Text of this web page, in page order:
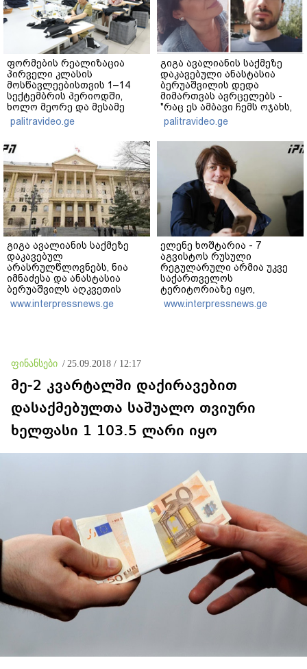
ფორმების რეალიზაცია
პირველი კლასის
მოსწავლეებისთვის 1–14
სექტემბრის პერიოდში,
ხოლო მეორე და მესამე
ეტაპებზე...
palitravideo.ge
გიგა ავალიანის საქმეზე
დაკავებული ანასტასია
ბერუაშვილის დედა
მიმართვას ავრცელებს -
"რაც ეს ამბავი ჩემს ოჯახს,
ჩემს ანასტასიას გადახდა
თავს, მის მერე მე მე არ
ვარ"
palitravideo.ge
გიგა ავალიანის საქმეზე
დაკავებულ
არასრულწლოვნებს, ნია
იმნაძესა და ანასტასია
ბერუაშვილს აღკვეთის
ღონისძიების სახით
პატიმრობა შეეფარდათ
www.interpressnews.ge
ელენე ხოშტარია - 7
აგვისტოს რუსული
რეგულარული არმია უკვე
საქართველოს
ტერიტორიაზე იყო,
გვქონდა მსხვერპლი - ვერც
რუსები და ვერც ქართველი
www.interpressnews.ge
ფინანსები / 25.09.2018 / 12:17
მე-2 კვარტალში დაქირავებით
დასაქმებულთა საშუალო თვიური
ხელფასი 1 103.5 ლარი იყო